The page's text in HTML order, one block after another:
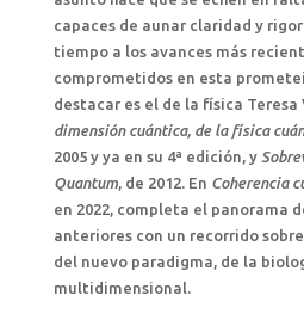
capaces de aunar claridad y
tiempo a los avances más
comprometidos en esta
destacar es el de la física Teresa
dimensión cuántica, de la física
2005 y ya en su 4ª edición, y
Quantum, de 2012. En Coherencia
en 2022, completa el panorama
anteriores con un recorrido
del nuevo paradigma, de la
multidimensional.